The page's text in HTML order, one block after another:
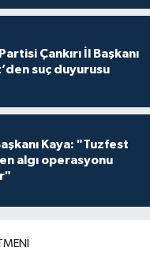
Çankırı İl Başkanı
suç duyurusu
Kaya: "Tuzfest
algı operasyonu